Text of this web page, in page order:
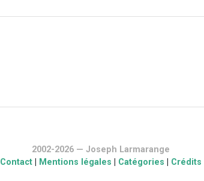
2002-2026 — Joseph Larmarange
Contact
Mentions légales Catégories Crédits